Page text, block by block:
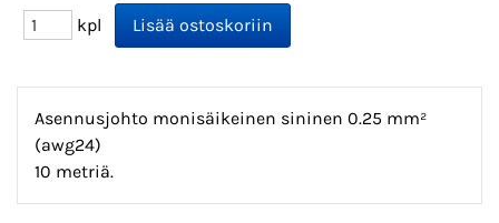
kpl
Asennusjohto monisäikeinen sininen 0.25 mm²
(awg24)
10 metriä.